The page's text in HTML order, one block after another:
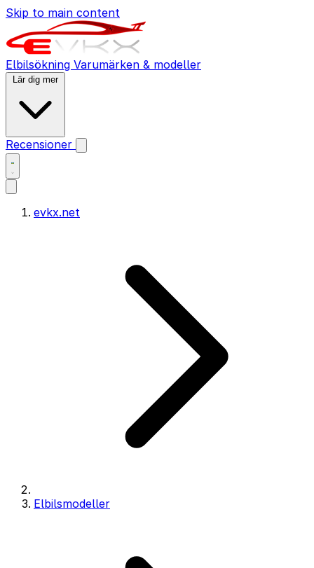
Skip to main content
Elbilsökning Varumärken & modeller
Lär dig mer
Recensioner
evkx.net
Elbilsmodeller